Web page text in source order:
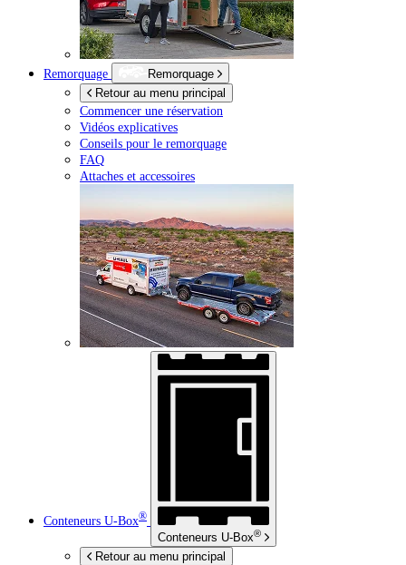
Remorquage
Remorquage
Retour au menu principal
Commencer une réservation
Vidéos explicatives
Conseils pour le remorquage
FAQ
Attaches et accessoires
Conteneurs U-Box®
Conteneurs U-Box®
Retour au menu principal